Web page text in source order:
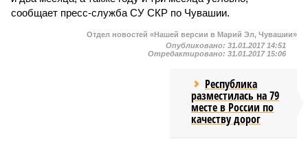
сообщает пресс-служба СУ СКР по Чувашии.
Отдел новостей «Нашей версии в Марий Эл, Чувашии»
Опубликовано: 31.01.2017 14:51
Отредактировано: 31.01.2017 15:06
Республика
разместилась на 79
месте в России по
качеству дорог